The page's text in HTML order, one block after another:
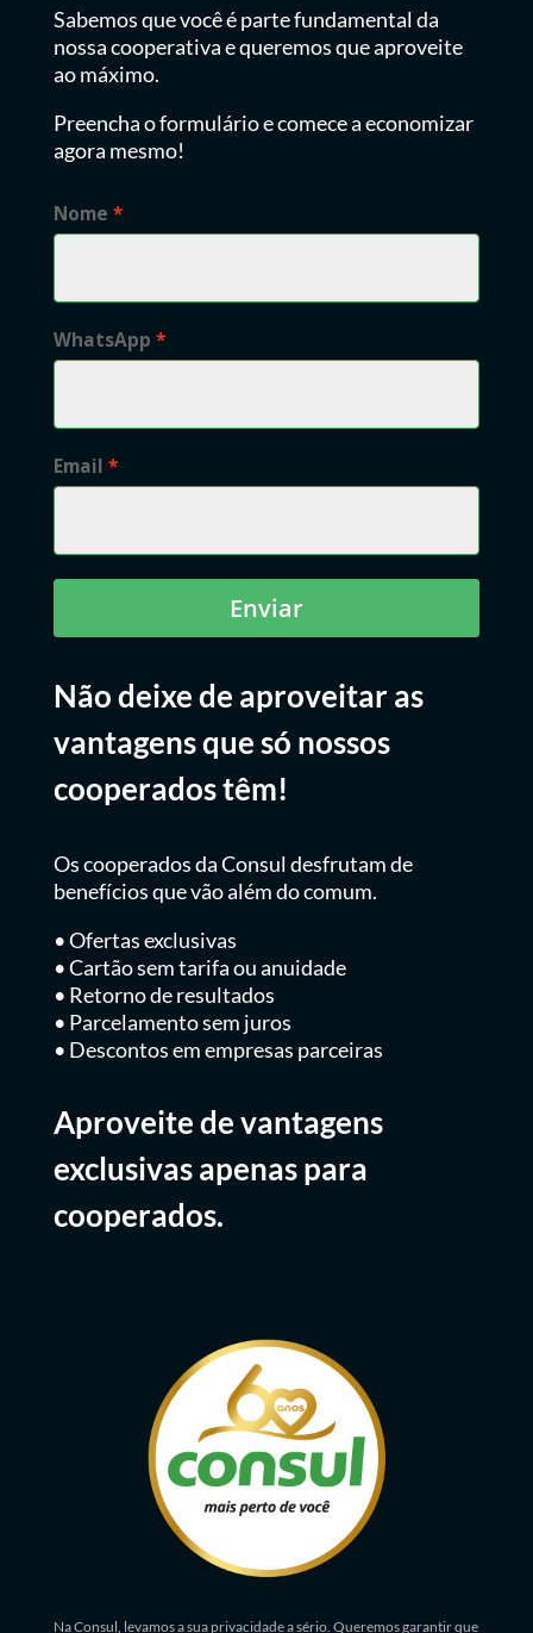
Sabemos que você é parte fundamental da
nossa cooperativa e queremos que aproveite
ao máximo.
Preencha o formulário e comece a economizar
agora mesmo!
Nome
WhatsApp
Email
Enviar
Não deixe de aproveitar as
vantagens que só nossos
cooperados têm!
Os cooperados da Consul desfrutam de
benefícios que vão além do comum.
• Ofertas exclusivas
• Cartão sem tarifa ou anuidade
• Retorno de resultados
• Parcelamento sem juros
• Descontos em empresas parceiras
Aproveite de vantagens
exclusivas apenas para
cooperados.
Na Consul, levamos a sua privacidade a sério. Queremos garantir que